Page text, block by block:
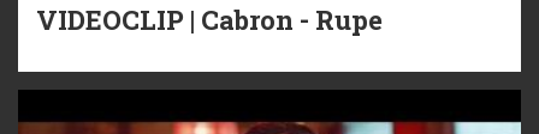
VIDEOCLIP | Cabron - Rupe